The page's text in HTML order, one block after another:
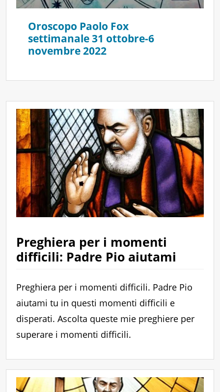
Oroscopo Paolo Fox
settimanale 31 ottobre-6
novembre 2022
Preghiera per i momenti
difficili: Padre Pio aiutami
Preghiera per i momenti difficili. Padre Pio
aiutami tu in questi momenti difficili e
disperati. Ascolta queste mie preghiere per
superare i momenti difficili.